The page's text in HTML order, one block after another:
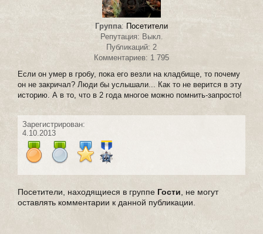
Группа: Посетители
Репутация: Выкл.
Публикаций: 2
Комментариев: 1 795
Если он умер в гробу, пока его везли на кладбище, то почему
он не закричал? Люди бы услышали... Как то не верится в эту
историю. А в то, что в 2 года многое можно помнить-запросто!
Зарегистрирован:
4.10.2013
Посетители, находящиеся в группе Гости , не могут
оставлять комментарии к данной публикации.